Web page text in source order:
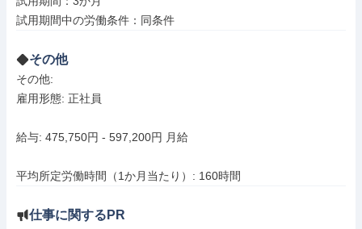
試用期間中の労働条件：同条件
その他
その他:
雇用形態: 正社員
給与: 475,750円 - 597,200円 月給
平均所定労働時間（1か月当たり）: 160時間
仕事に関するPR